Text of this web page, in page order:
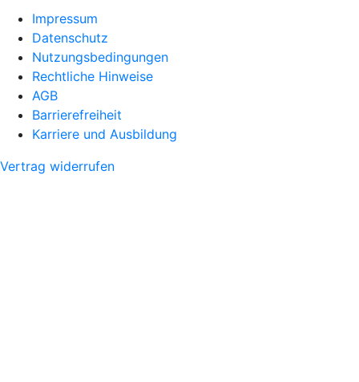
Impressum
Datenschutz
Nutzungsbedingungen
Rechtliche Hinweise
AGB
Barrierefreiheit
Karriere und Ausbildung
Vertrag widerrufen